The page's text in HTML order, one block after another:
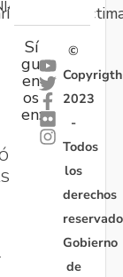
Sí
gu
en
os
en:
©
Copyrigth
2023
-
Todos
los
derechos
Gobierno
de